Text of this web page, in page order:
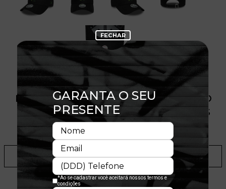
PRODUTO SEM ESTOQUE DÍSPONÍVEL NO
SITE, CONSULTE A DISPONIBILIDADE NAS
LOJAS
ADICIONAR A LISTA DE DESEJOS